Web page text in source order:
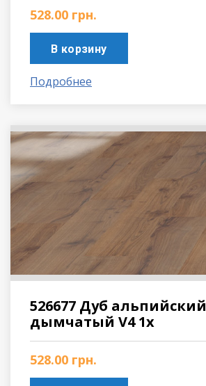
528.00 грн.
В корзину
Подробнее
526677 Дуб альпийский
дымчатый V4 1х
528.00 грн.